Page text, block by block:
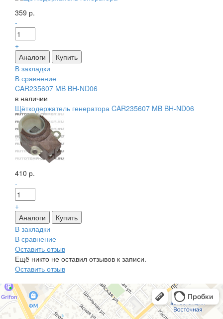
359 р.
-
+
В закладки
В сравнение
CAR235607 MB BH-ND06
в наличии
Щёткодержатель генератора CAR235607 MB BH-ND06
410 р.
-
+
В закладки
В сравнение
Оставить отзыв
Ещё никто не оставил отзывов к записи.
Оставить отзыв